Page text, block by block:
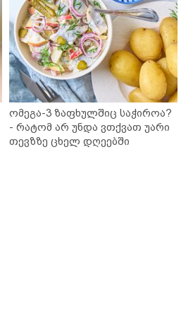
ომეგა-3 ზაფხულშიც საჭიროა?
- რატომ არ უნდა ვთქვათ უარი
თევზზე ცხელ დღეებში